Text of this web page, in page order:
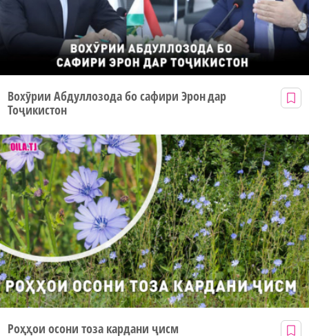
Вохӯрии Абдуллозода бо сафири Эрон дар
Тоҷикистон
Роҳҳои осони тоза кардани ҷисм